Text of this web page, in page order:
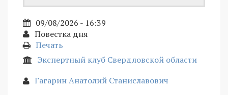
09/08/2026 - 16:39
Повестка дня
Печать
Экспертный клуб Свердловской области
Гагарин Анатолий Станиславович